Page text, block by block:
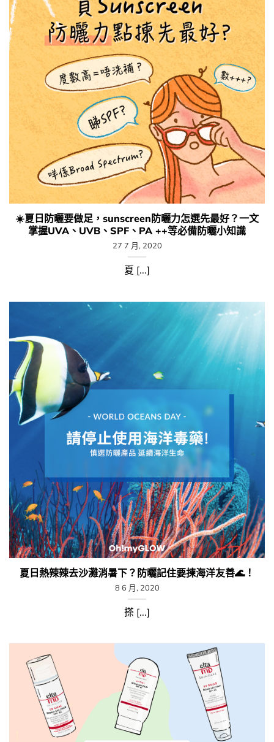
☀️夏日防曬要做足，sunscreen防曬力怎選先最好？一文
掌握UVA、UVB、SPF、PA ++等必備防曬小知識
27 7 月, 2020
夏 [...]
夏日熱辣辣去沙灘消暑下？防曬記住要揀海洋友善🌊！⁣⁣
8 6 月, 2020
搽 [...]